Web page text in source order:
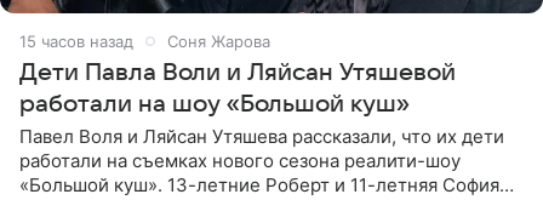
15 часов назад Соня Жарова
Дети Павла Воли и Ляйсан Утяшевой
работали на шоу «Большой куш»
Павел Воля и Ляйсан Утяшева рассказали, что их дети
работали на съемках нового сезона реалити-шоу
«Большой куш». 13-летние Роберт и 11-летняя София